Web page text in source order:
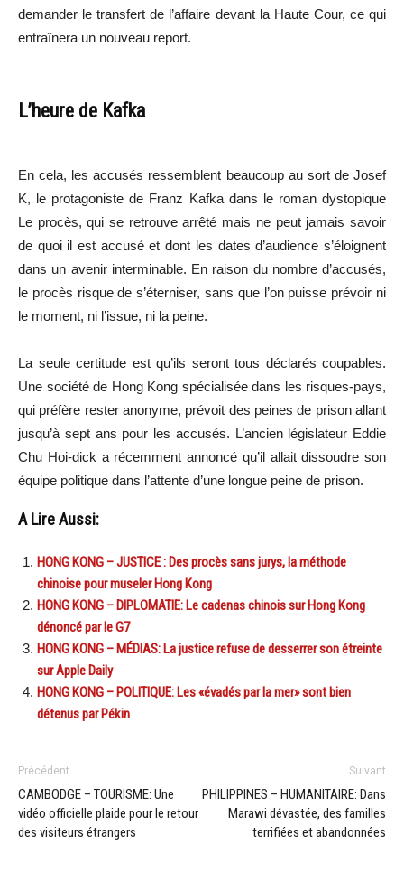
demander le transfert de l’affaire devant la Haute Cour, ce qui
entraînera un nouveau report.
L’heure de Kafka
En cela, les accusés ressemblent beaucoup au sort de Josef
K, le protagoniste de Franz Kafka dans le roman dystopique
Le procès, qui se retrouve arrêté mais ne peut jamais savoir
de quoi il est accusé et dont les dates d’audience s’éloignent
dans un avenir interminable. En raison du nombre d’accusés,
le procès risque de s’éterniser, sans que l’on puisse prévoir ni
le moment, ni l’issue, ni la peine.
La seule certitude est qu’ils seront tous déclarés coupables.
Une société de Hong Kong spécialisée dans les risques-pays,
qui préfère rester anonyme, prévoit des peines de prison allant
jusqu’à sept ans pour les accusés. L’ancien législateur Eddie
Chu Hoi-dick a récemment annoncé qu’il allait dissoudre son
équipe politique dans l’attente d’une longue peine de prison.
A Lire Aussi:
HONG KONG – JUSTICE : Des procès sans jurys, la méthode
chinoise pour museler Hong Kong
HONG KONG – DIPLOMATIE: Le cadenas chinois sur Hong Kong
dénoncé par le G7
HONG KONG – MÉDIAS: La justice refuse de desserrer son étreinte
sur Apple Daily
HONG KONG – POLITIQUE: Les «évadés par la mer» sont bien
détenus par Pékin
Précédent
CAMBODGE – TOURISME: Une
vidéo officielle plaide pour le retour
des visiteurs étrangers
Suivant
PHILIPPINES – HUMANITAIRE: Dans
Marawi dévastée, des familles
terrifiées et abandonnées